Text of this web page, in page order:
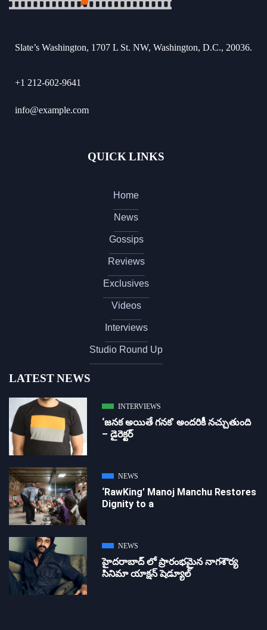
Slate’s Washington, 1707 L St. NW, Washington, D.C., 20036.
+1 212-602-9641
info@example.com
QUICK LINKS
Home
News
Gossips
Reviews
Exclusives
Videos
Interviews
Studio Round Up
LATEST NEWS
INTERVIEWS
‘జ‌న‌క అయితే గ‌న‌క‌’ అందరికీ నచ్చుతుంది
– డైరెక్ట‌ర్
NEWS
‘RawKing’ Manoj Manchu Restores
Dignity to a
NEWS
హైదరాబాద్ లో ప్రారంభమైన నాగశౌర్య
సినిమా యాక్షన్ షెడ్యూల్